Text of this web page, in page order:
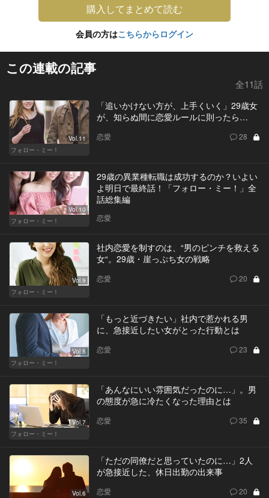
購入してまとめて読む
会員の方はこちらからログイン
この連載の記事
全11話
Vol.11
フォロー・ミー！
「追いかけない方が、上手くいく」29歳女
が、知らぬ間に恋愛ルールに則ったら…
恋愛 28
Vol.10
フォロー・ミー！
29歳の異業種転職は成功するのか？いよい
よ明日で最終話！「フォロー・ミー！」全
話総集編
恋愛
Vol.9
フォロー・ミー！
社内恋愛を制すのは、“男のピンチを救える
女“。29歳・崖っぷち女の戦略
恋愛 20
Vol.8
フォロー・ミー！
「もっと近づきたい」社内で惹かれる男
に、急接近したい女がとった行動とは
恋愛 23
Vol.7
フォロー・ミー！
「あんなにいい雰囲気だったのに…」。男
の態度が急に冷たくなった理由とは
恋愛 35
Vol.6
「ただの同僚だと思っていたのに…」2人
が急接近した、休日出勤の出来事
恋愛 20